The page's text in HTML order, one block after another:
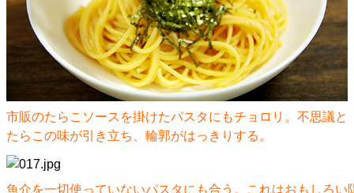
市販のたらこソースを掛けたパスタにもチョロリ。不思議と
たらこの味が引き立ち、輪郭がはっきりする。
魚介を一切使っていないパスタにも合う。これはおもしろい